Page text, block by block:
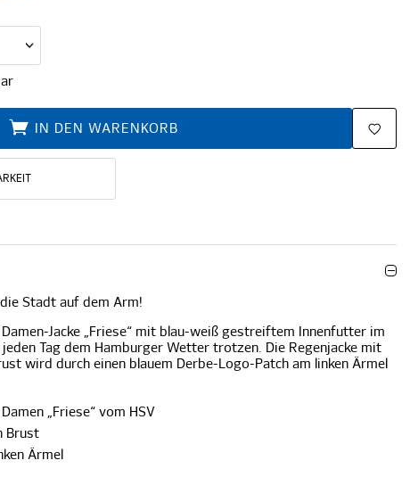
IN DEN WARENKORB
Stadt auf dem Arm!
Jacke „Friese“ mit blau-weiß gestreiftem Innenfutter im
Tag dem Hamburger Wetter trotzen. Die Regenjacke mit
wird durch einen blauem Derbe-Logo-Patch am linken Ärmel
„Friese“ vom HSV
Brust
Ärmel